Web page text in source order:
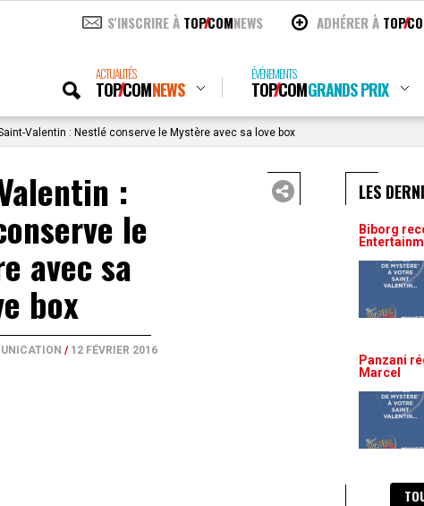
S'INSCRIRE À TOPCOMNEWS ADHÉRER À TOP
ACTUALITÉS
TOPCOMNEWS
ÉVÉNEMENTS
TOPCOMGRANDS PRIX
Valentin : Nestlé conserve le Mystère avec sa love box
:
le
avec sa
box
/ 12 FÉVRIER 2016
LES
Biborg
Panzani
Marcel